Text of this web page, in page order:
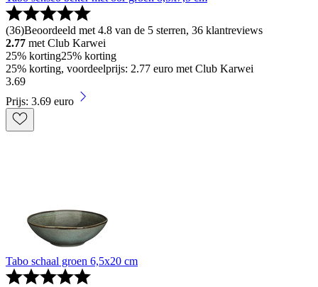
(36)Beoordeeld met 4.8 van de 5 sterren, 36 klantreviews
2.77 met Club Karwei
25% korting25% korting
25% korting, voordeelprijs: 2.77 euro met Club Karwei
3.69
Prijs: 3.69 euro
Tabo schaal groen 6,5x20 cm